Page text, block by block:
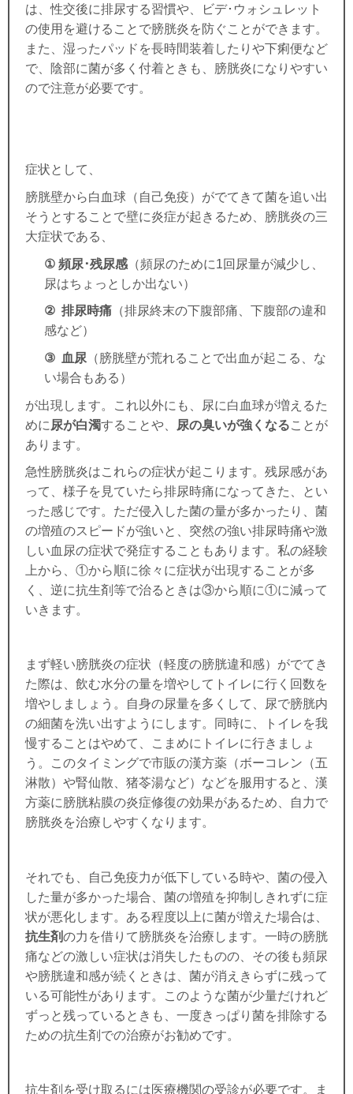
は、性交後に排尿する習慣や、ビデ･ウォシュレット
の使用を避けることで膀胱炎を防ぐことができます。
また、湿ったパッドを長時間装着したりや下痢便など
で、陰部に菌が多く付着ときも、膀胱炎になりやすい
ので注意が必要です。
症状として、
膀胱壁から白血球（自己免疫）がでてきて菌を追い出
そうとすることで壁に炎症が起きるため、膀胱炎の三
大症状である、
① 頻尿･残尿感 （頻尿のために1回尿量が減少し、
尿はちょっとしか出ない）
② 排尿時痛 （排尿終末の下腹部痛、下腹部の違和
感など）
③ 血尿 （膀胱壁が荒れることで出血が起こる、な
い場合もある）
が出現します。
これ以外にも、尿に白血球が増えるた
めに 尿が白濁することや、 尿の臭いが強くなることが
あります。
急性膀胱炎はこれらの症状が起こります。残尿感があ
って、様子を見ていたら排尿時痛になってきた、とい
った感じです。ただ侵入した菌の量が多かったり、菌
の増殖のスピードが強いと、突然の強い排尿時痛や激
しい血尿の症状で発症することもあります。私の経験
上から、①から順に徐々に症状が出現することが多
く、逆に抗生剤等で治るときは③から順に①に減って
いきます。
まず軽い膀胱炎の症状（軽度の膀胱違和感）がでてき
た際は、飲む水分の量を増やしてトイレに行く回数を
増やしましょう。自身の尿量を多くして、尿で膀胱内
の細菌を洗い出すようにします。同時に、トイレを我
慢することはやめて、こまめにトイレに行きましょ
う。このタイミングで市販の漢方薬（ボーコレン（五
淋散）や腎仙散、猪苓湯など）などを服用すると、漢
方薬に膀胱粘膜の炎症修復の効果があるため、自力で
膀胱炎を治療しやすくなります。
それでも、自己免疫力が低下している時や、菌の侵入
した量が多かった場合、菌の増殖を抑制しきれずに症
状が悪化します。ある程度以上に菌が増えた場合は、
抗生剤の力を借りて膀胱炎を治療します。一時の膀胱
痛などの激しい症状は消失したものの、その後も頻尿
や膀胱違和感が続くときは、菌が消えきらずに残って
いる可能性があります。このような菌が少量だけれど
ずっと残っているときも、一度きっぱり菌を排除する
ための抗生剤での治療がお勧めです。
抗生剤を受け取るには医療機関の受診が必要です。ま